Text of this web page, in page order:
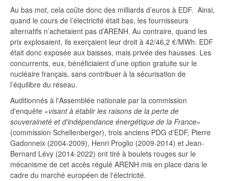
Au bas mot, cela coûte donc des milliards d’euros à EDF. Ainsi,
quand le cours de l’électricité était bas, les fournisseurs
alternatifs n’achetaient pas d’ARENH. Au contraire, quand les
prix explosaient, ils exerçaient leur droit à 42/46,2 €/MWh. EDF
était donc exposée aux baisses, mais privée des hausses. Les
concurrents, eux, bénéficiaient d’une option gratuite sur le
nucléaire français, sans contribuer à la sécurisation de
l’équilibre du réseau.
Auditionnés à l'Assemblée nationale par la commission
d'enquête «visant à établir les raisons de la perte de
souveraineté et d'indépendance énergétique de la France»
(commission Schellenberger), trois anciens PDG d'EDF, Pierre
Gadonneix (2004-2009), Henri Proglio (2009-2014) et Jean-
Bernard Lévy (2014-2022) ont tiré à boulets rouges sur le
mécanisme de cet accès régulé ARENH mis en place dans le
cadre du marché européen de l'électricité.